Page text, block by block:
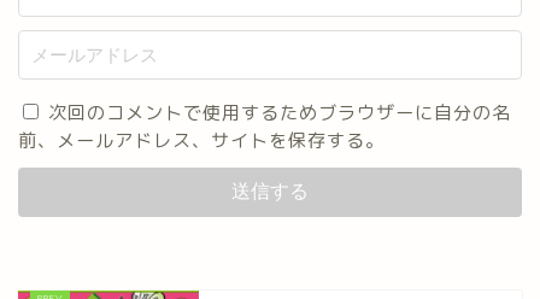
次回のコメントで使用するためブラウザーに自分の名
前、メールアドレス、サイトを保存する。